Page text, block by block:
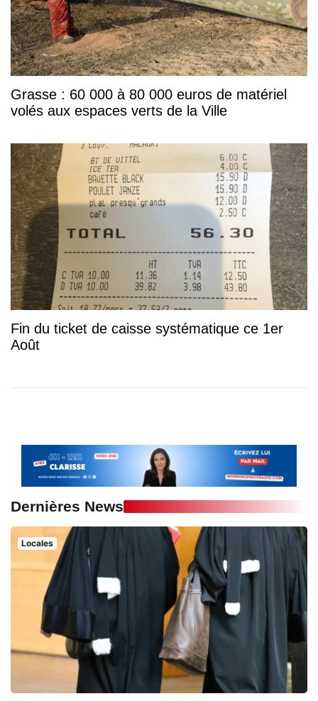
Grasse : 60 000 à 80 000 euros de matériel
volés aux espaces verts de la Ville
Fin du ticket de caisse systématique ce 1er
Août
Dernières News
Locales